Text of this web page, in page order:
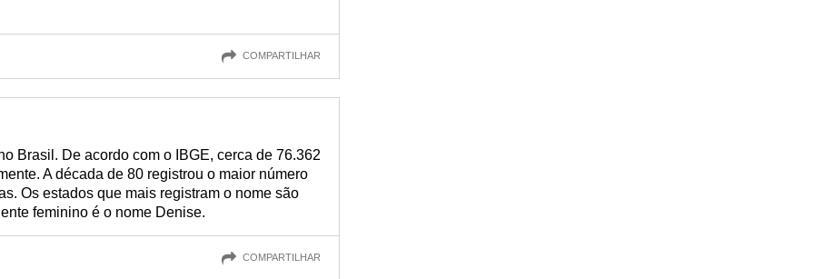
COMPARTILHAR
Brasil. De acordo com o IBGE, cerca de 76.362
A década de 80 registrou o maior número
Os estados que mais registram o nome são
feminino é o nome Denise.
COMPARTILHAR